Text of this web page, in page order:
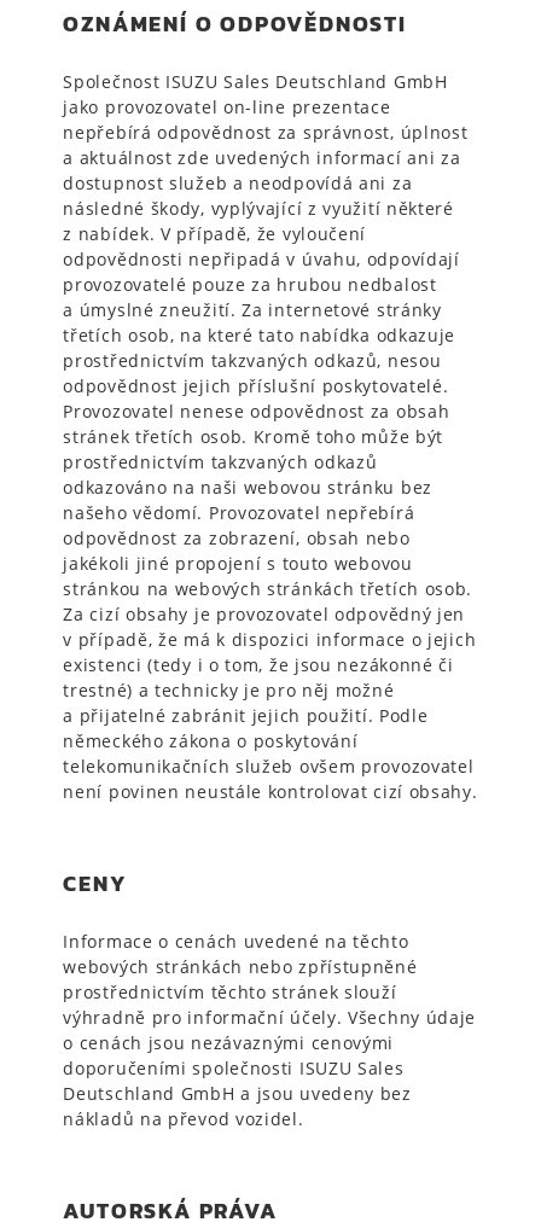
OZNÁMENÍ O ODPOVĚDNOSTI
Společnost ISUZU Sales Deutschland GmbH
jako provozovatel on-line prezentace
nepřebírá odpovědnost za správnost, úplnost
a aktuálnost zde uvedených informací ani za
dostupnost služeb a neodpovídá ani za
následné škody, vyplývající z využití některé
z nabídek. V případě, že vyloučení
odpovědnosti nepřipadá v úvahu, odpovídají
provozovatelé pouze za hrubou nedbalost
a úmyslné zneužití. Za internetové stránky
třetích osob, na které tato nabídka odkazuje
prostřednictvím takzvaných odkazů, nesou
odpovědnost jejich příslušní poskytovatelé.
Provozovatel nenese odpovědnost za obsah
stránek třetích osob. Kromě toho může být
prostřednictvím takzvaných odkazů
odkazováno na naši webovou stránku bez
našeho vědomí. Provozovatel nepřebírá
odpovědnost za zobrazení, obsah nebo
jakékoli jiné propojení s touto webovou
stránkou na webových stránkách třetích osob.
Za cizí obsahy je provozovatel odpovědný jen
v případě, že má k dispozici informace o jejich
existenci (tedy i o tom, že jsou nezákonné či
trestné) a technicky je pro něj možné
a přijatelné zabránit jejich použití. Podle
německého zákona o poskytování
telekomunikačních služeb ovšem provozovatel
není povinen neustále kontrolovat cizí obsahy.
CENY
Informace o cenách uvedené na těchto
webových stránkách nebo zpřístupněné
prostřednictvím těchto stránek slouží
výhradně pro informační účely. Všechny údaje
o cenách jsou nezávaznými cenovými
doporučeními společnosti ISUZU Sales
Deutschland GmbH a jsou uvedeny bez
nákladů na převod vozidel.
AUTORSKÁ PRÁVA